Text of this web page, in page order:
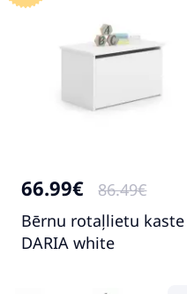
66.99€
86.49€
Bērnu rotaļlietu kaste
DARIA white